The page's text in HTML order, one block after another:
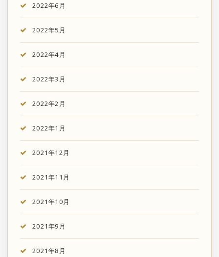
2022年6月
2022年5月
2022年4月
2022年3月
2022年2月
2022年1月
2021年12月
2021年11月
2021年10月
2021年9月
2021年8月